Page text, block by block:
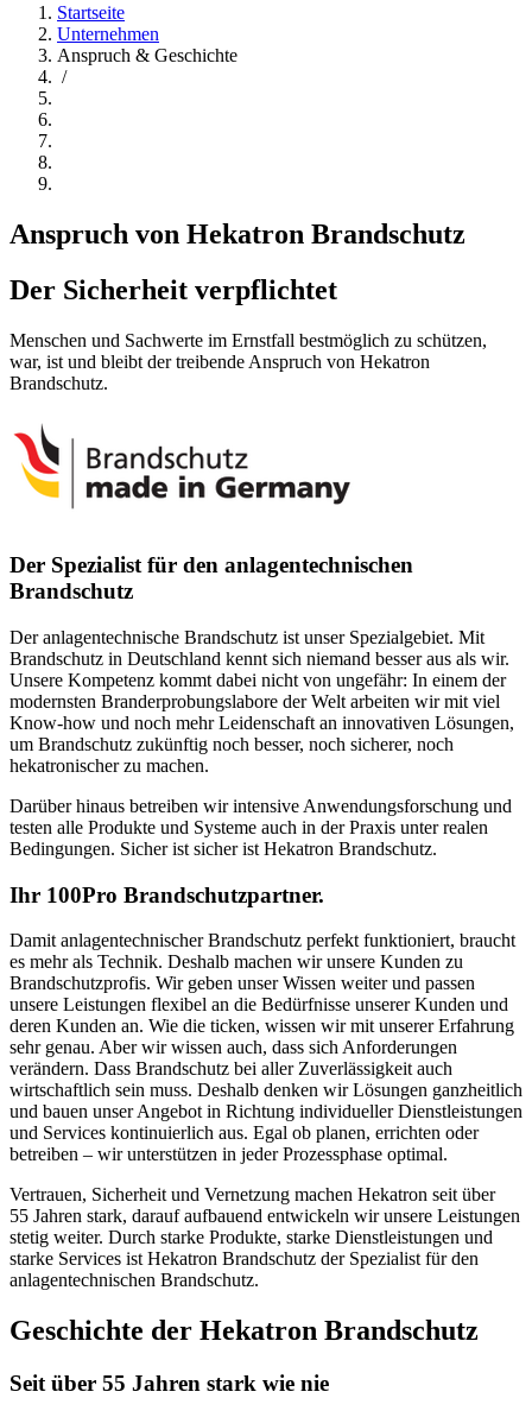
Startseite
Unternehmen
Anspruch & Geschichte
/
Anspruch von Hekatron Brandschutz
Der Sicherheit verpflichtet
Menschen und Sachwerte im Ernstfall bestmöglich zu schützen,
war, ist und bleibt der treibende Anspruch von Hekatron
Brandschutz.
Der Spezialist für den anlagentechnischen
Brandschutz
Der anlagentechnische Brandschutz ist unser Spezialgebiet. Mit
Brandschutz in Deutschland kennt sich niemand besser aus als wir.
Unsere Kompetenz kommt dabei nicht von ungefähr: In einem der
modernsten Branderprobungslabore der Welt arbeiten wir mit viel
Know-how und noch mehr Leidenschaft an innovativen Lösungen,
um Brandschutz zukünftig noch besser, noch sicherer, noch
hekatronischer zu machen.
Darüber hinaus betreiben wir intensive Anwendungsforschung und
testen alle Produkte und Systeme auch in der Praxis unter realen
Bedingungen. Sicher ist sicher ist Hekatron Brandschutz.
Ihr 100Pro Brandschutzpartner.
Damit anlagentechnischer Brandschutz perfekt funktioniert, braucht
es mehr als Technik. Deshalb machen wir unsere Kunden zu
Brandschutzprofis. Wir geben unser Wissen weiter und passen
unsere Leistungen flexibel an die Bedürfnisse unserer Kunden und
deren Kunden an. Wie die ticken, wissen wir mit unserer Erfahrung
sehr genau. Aber wir wissen auch, dass sich Anforderungen
verändern. Dass Brandschutz bei aller Zuverlässigkeit auch
wirtschaftlich sein muss. Deshalb denken wir Lösungen ganzheitlich
und bauen unser Angebot in Richtung individueller Dienstleistungen
und Services kontinuierlich aus. Egal ob planen, errichten oder
betreiben – wir unterstützen in jeder Prozessphase optimal.
Vertrauen, Sicherheit und Vernetzung machen Hekatron seit über
55 Jahren stark, darauf aufbauend entwickeln wir unsere Leistungen
stetig weiter. Durch starke Produkte, starke Dienstleistungen und
starke Services ist Hekatron Brandschutz der Spezialist für den
anlagentechnischen Brandschutz.
Geschichte der Hekatron Brandschutz
Seit über 55 Jahren stark wie nie